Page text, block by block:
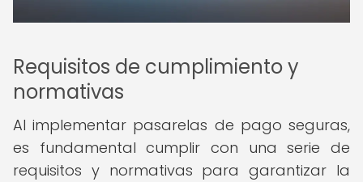
Requisitos de cumplimiento y
normativas
Al implementar pasarelas de pago seguras,
es fundamental cumplir con una serie de
requisitos y normativas para garantizar la